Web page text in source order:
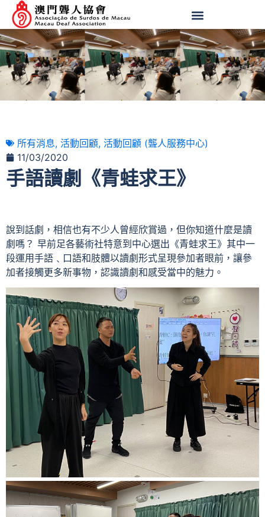
所有消息, 活動回顧, 活動回顧 (聾人服務中心)
11/03/2020
手語讀劇《青蛙求王》
說到話劇，相信也有不少人曾經欣賞過，但你知道什麼是讀
劇嗎？ 早前足各藝術社特意到中心選出《青蛙求王》其中一
段運用手語﹑口語和肢體以讀劇形式呈現參加者眼前，讓參
加者接觸更多新事物，認識讀劇和感受當中的魅力。